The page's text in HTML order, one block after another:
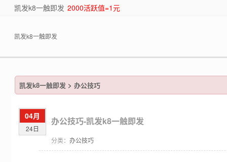
凯发k8一触即发 2000活跃值=1元
凯发k8一触即发
凯发k8一触即发> 办公技巧
04月
24日
办公技巧-凯发k8一触即发
分类： 办公技巧